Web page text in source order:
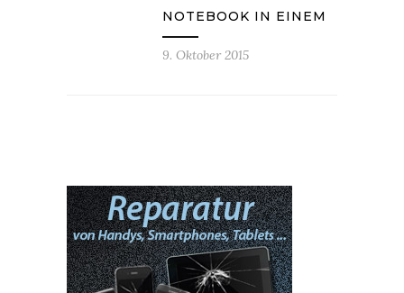
NOTEBOOK IN EINEM
9. Oktober 2015